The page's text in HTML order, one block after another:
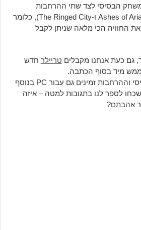
הבסיסי לצד שתי ההרחבות
ששוחררו למשחק (Ashes of Ariandel ו-The Ringed City), כלומר
החוויה הכי מלאה שניתן לקבל
גם כעת אנחנו מקבלים טריילרחדש
ממש מיד בסוף הכתבה.
יש לציין שהמשחק הבסיסי וההרחבות זמינים גם עבור PC בנוסף
לספר לנו בתגובות למטה – איזה
אהבתם?